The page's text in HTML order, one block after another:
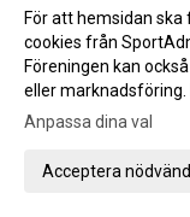
P2012: 5-manna
F2011: Working together
P07: ”Magic moment” på
P08: Under svensk flagg
P05: FC Bellevue värvar
För att hemsidan
cookies från
Föreningen kan
eller marknadsföring.
Anpassa dina val
Acceptera